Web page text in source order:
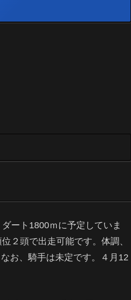
ート1800ｍに予定していま
２頭で出走可能です。体調、
お、騎手は未定です。４月12